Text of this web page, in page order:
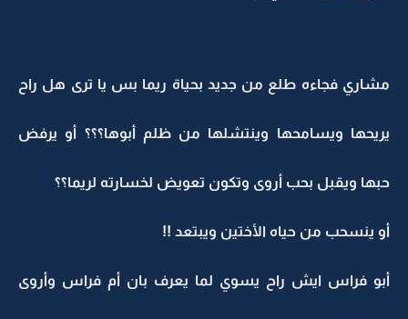
مشاري فجاءه طلع من جديد بحياة ريما بس يا ترى هل راح
يريحها ويسامحها وينتشلها من ظلم أبوها؟؟؟ أو يرفض
حبها ويقبل بحب أروى وتكون تعويض لخسارته لريما؟؟
أو ينسحب من حياه الأختين ويبتعد !!
أبو فراس ايش راح يسوي لما يعرف بان أم فراس وأروى